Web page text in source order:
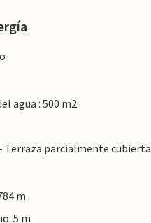
agua : 500 m2
Terraza parcialmente cubierta
m
5 m